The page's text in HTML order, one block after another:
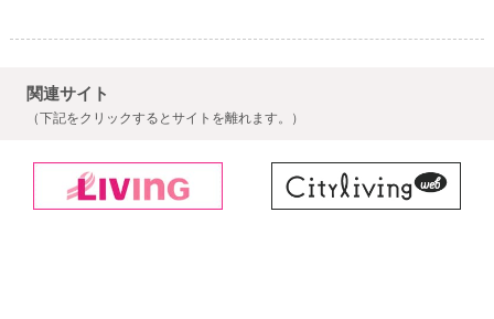
関連サイト
（下記をクリックするとサイトを離れます。）